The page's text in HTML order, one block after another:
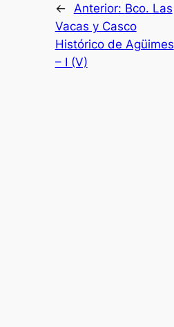
← Anterior: Bco. Las
Vacas y Casco
Histórico de Agüimes
– I (V)